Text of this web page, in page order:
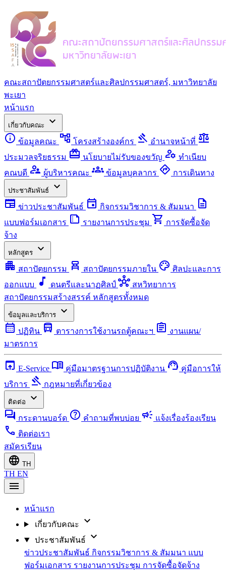
คณะสถาปัตยกรรมศาสตร์และศิลปกรรมศาสตร์, มหาวิทยาลัย
พะเยา
หน้าแรก
เกี่ยวกับคณะ
expand_more
info ข้อมูลคณะ account_tree โครงสร้างองค์กร gavel อำนาจหน้าที่ balance
ประมวลจริยธรรม redeem นโยบายไม่รับของขวัญ manage_accounts ทำเนียบ
คณบดี supervisor_account ผู้บริหารคณะ groups ข้อมูลบุคลากร directions การเดินทาง
ประชาสัมพันธ์
expand_more
newspaper ข่าวประชาสัมพันธ์ event กิจกรรมวิชาการ & สัมมนา description
แบบฟอร์มเอกสาร summarize รายงานการประชุม shopping_cart การจัดซื้อจัด
จ้าง
หลักสูตร
expand_more
apartment สถาปัตยกรรม chair_alt สถาปัตยกรรมภายใน palette ศิลปะและการ
ออกแบบ
music_note ดนตรีและนาฏศิลป์ hub สหวิทยาการ
สถาปัตยกรรมสร้างสรรค์ หลักสูตรทั้งหมด
ข้อมูลและบริการ
expand_more
calendar_month ปฏิทิน directions_bus ตารางการใช้งานรถตู้คณะฯ assignment งานแผน/
มาตรการ
open_in_browser E-Service menu_book คู่มือมาตรฐานการปฏิบัติงาน support_agent คู่มือการให้
บริการ gavel กฎหมายที่เกี่ยวข้อง
ติดต่อ
expand_more
forum กระดานบอร์ด help คำถามที่พบบ่อย campaign แจ้งเรื่องร้องเรียน
call ติดต่อเรา
สมัครเรียน
language TH
TH EN
menu
หน้าแรก
เกี่ยวกับคณะ
expand_more
ประชาสัมพันธ์ expand_more
ข่าวประชาสัมพันธ์ กิจกรรมวิชาการ & สัมมนา แบบ
ฟอร์มเอกสาร รายงานการประชุม การจัดซื้อจัดจ้าง